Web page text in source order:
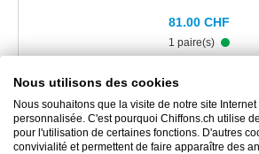
1 paire(s)
81.00 CHF
Nous utilisons des cookies
Nous souhaitons que la visite de notre site
personnalisée. C'est pourquoi Chiffons.ch utilise
pour l'utilisation de certaines fonctions. D'autres
convivialité et permettent de faire apparaître des